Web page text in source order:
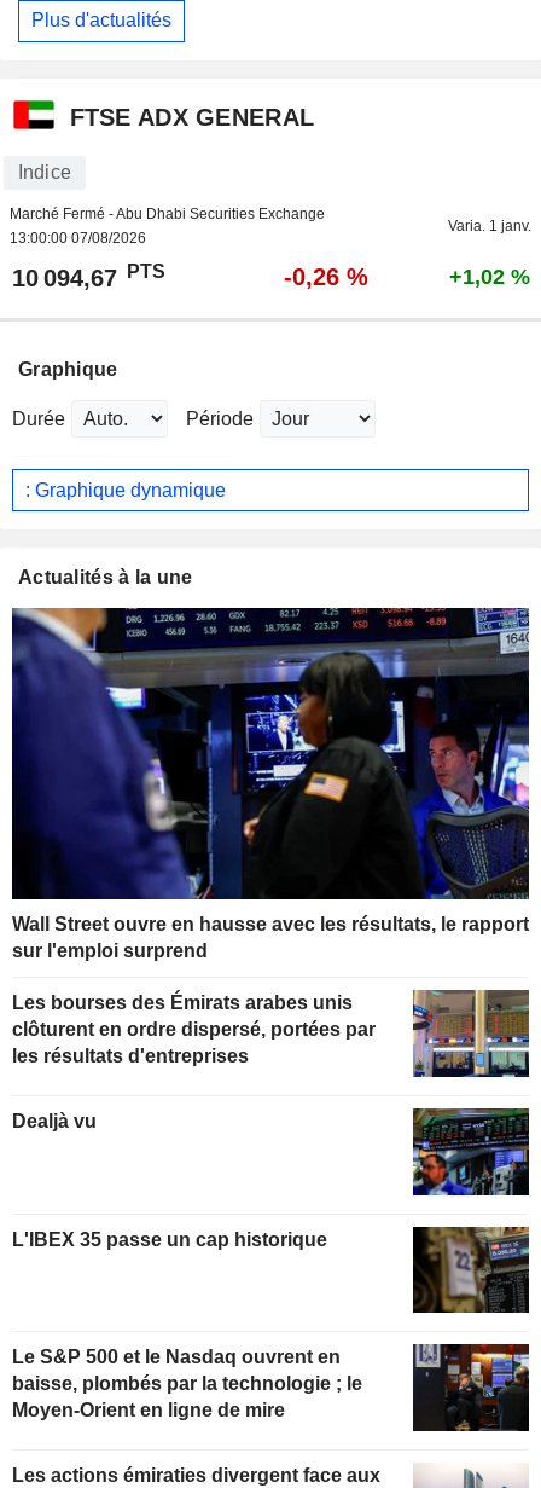
Plus d'actualités
FTSE ADX GENERAL
Indice
Marché Fermé - Abu Dhabi Securities Exchange
13:00:00 07/08/2026
Varia. 1 janv.
10 094,67 PTS -0,26 % +1,02 %
Graphique
Durée Période
: Graphique dynamique
Actualités à la une
Wall Street ouvre en hausse avec les résultats, le rapport
sur l'emploi surprend
Les bourses des Émirats arabes unis
clôturent en ordre dispersé, portées par
les résultats d'entreprises
Dealjà vu
L'IBEX 35 passe un cap historique
Le S&P 500 et le Nasdaq ouvrent en
baisse, plombés par la technologie ; le
Moyen-Orient en ligne de mire
Les actions émiraties divergent face aux